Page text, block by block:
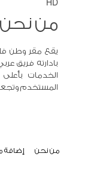
HD
من نحن
يقع مقر وطن
بادارته فريق
الخدمات
المستخدم
من نحن إضافة